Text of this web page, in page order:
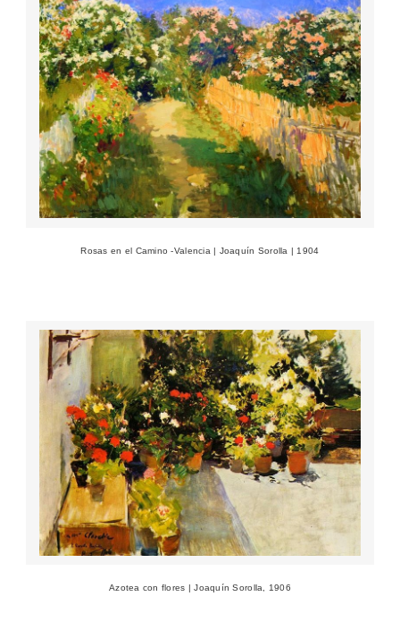
Rosas en el Camino -Valencia | Joaquín Sorolla | 1904
Azotea con flores | Joaquín Sorolla, 1906